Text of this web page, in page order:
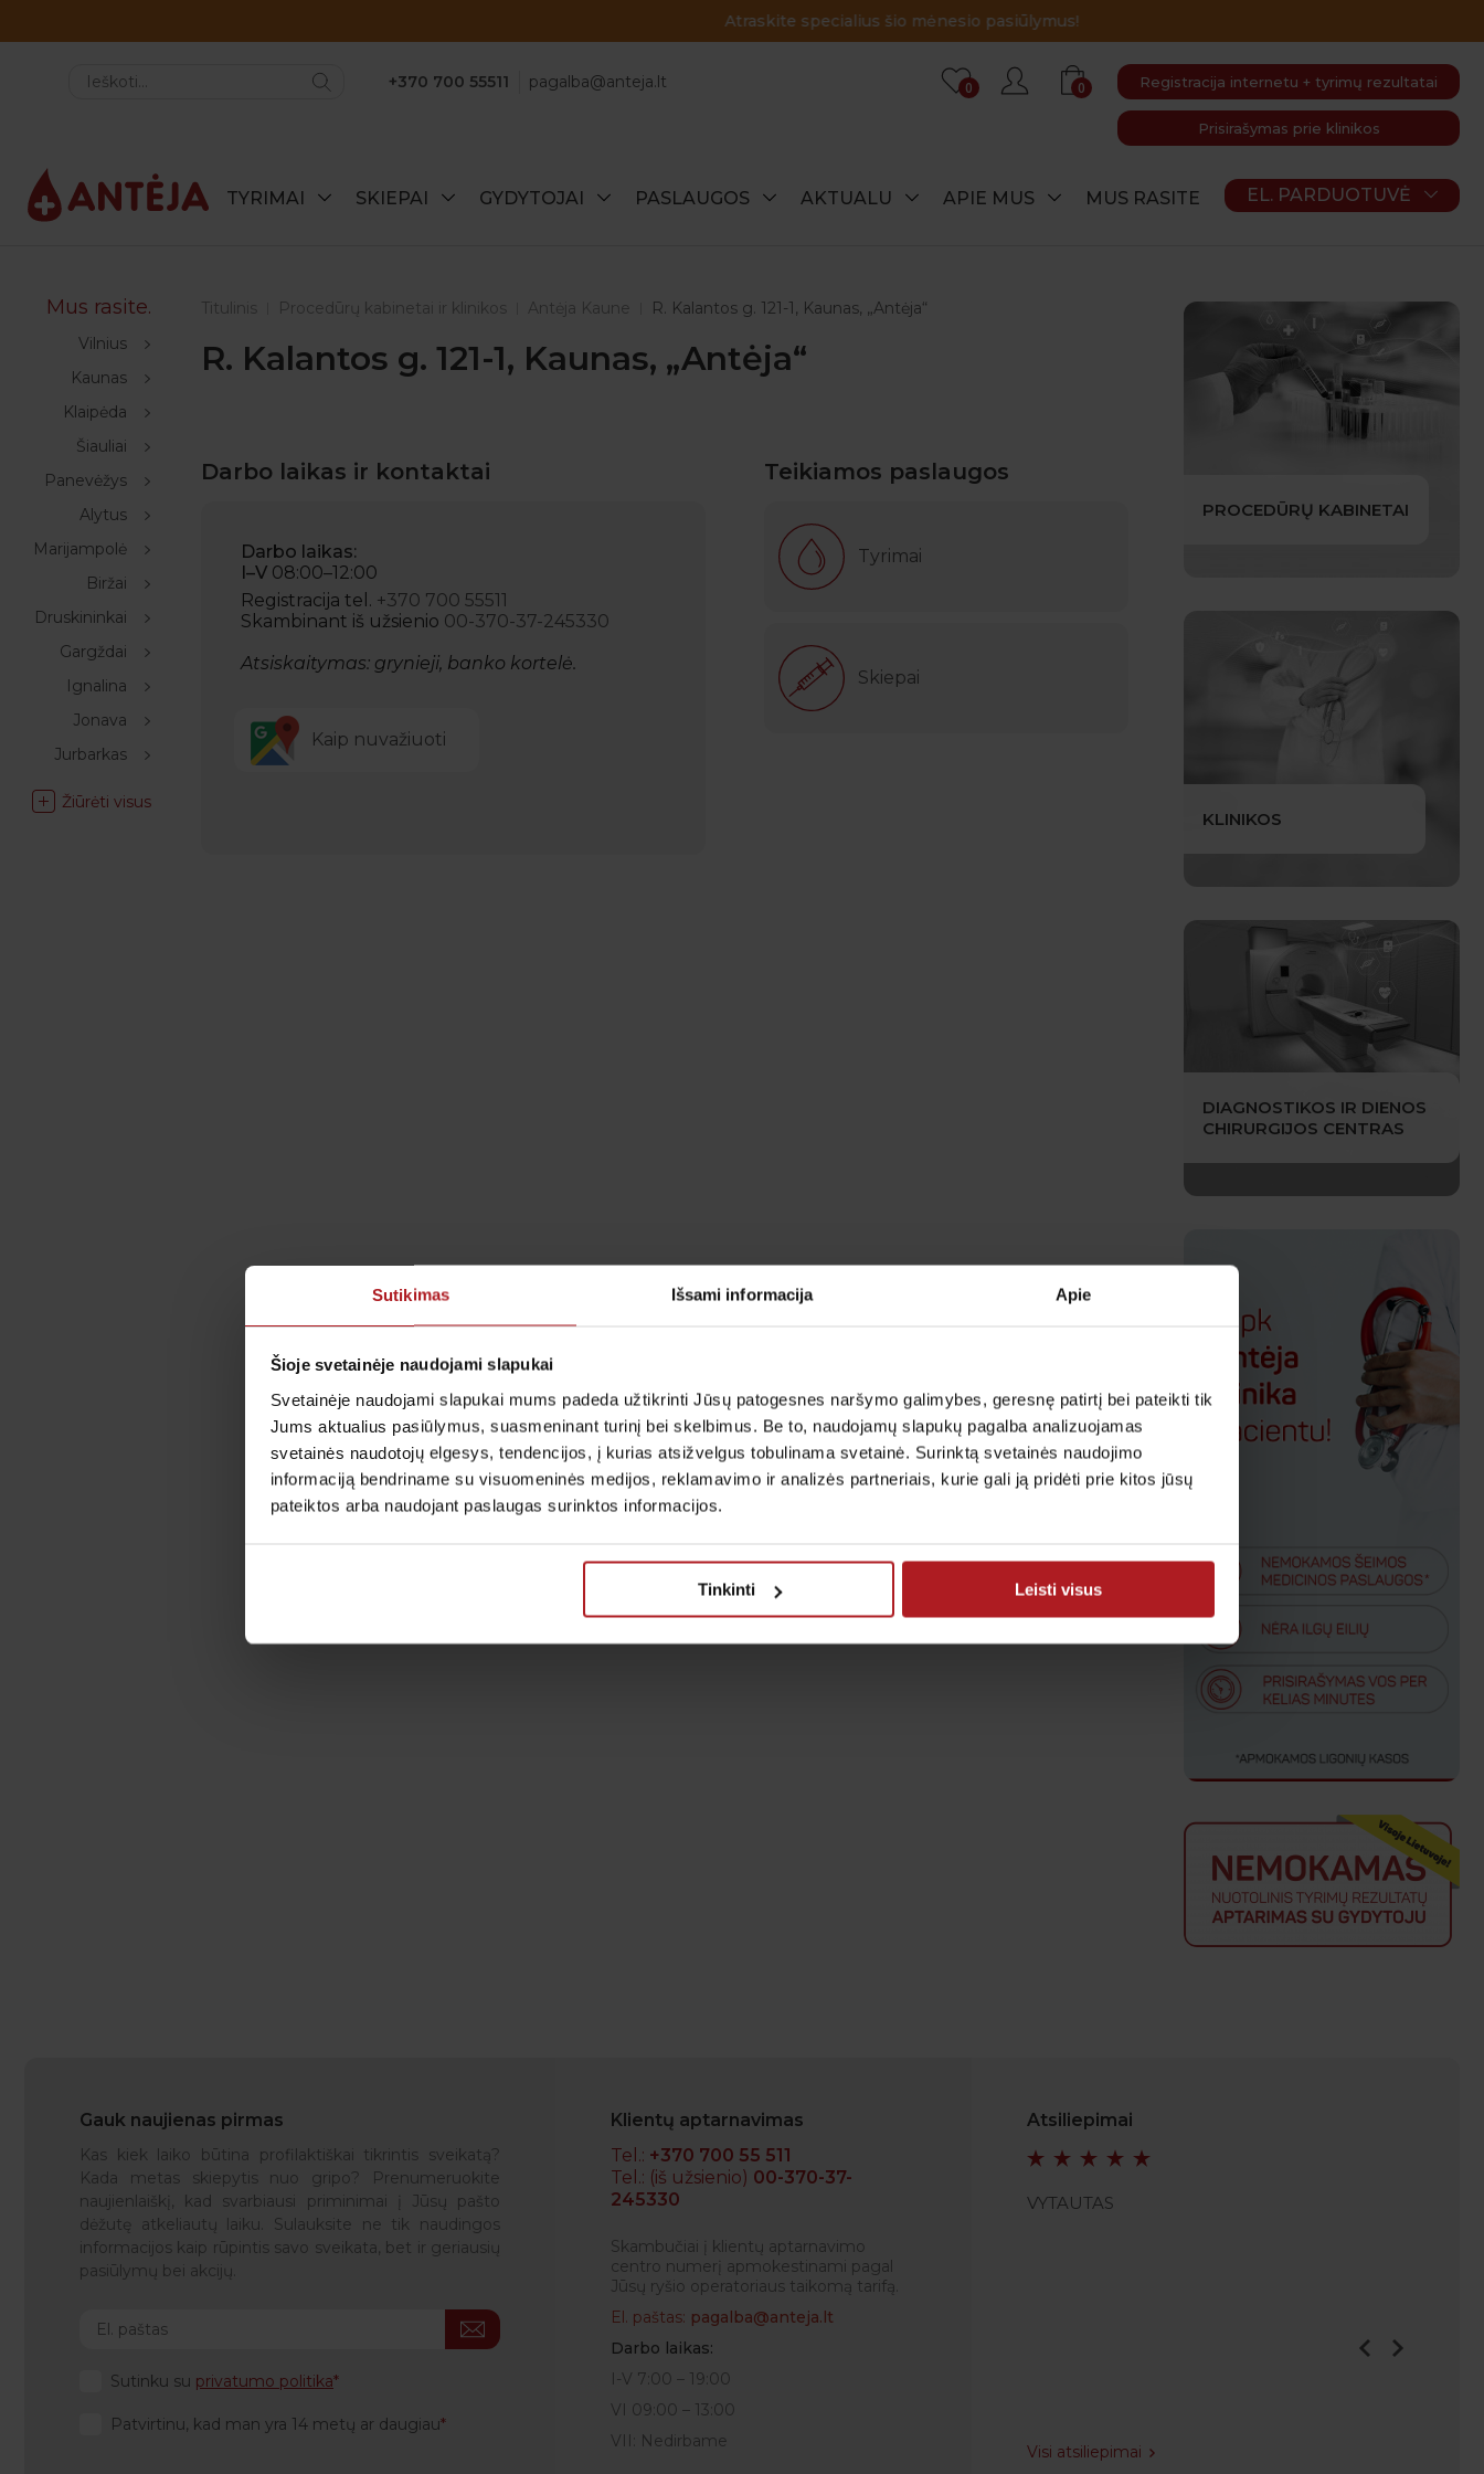
Sutikimas Išsami informacija Apie
Šioje svetainėje naudojami slapukai
Svetainėje naudojami slapukai mums padeda užtikrinti Jūsų patogesnes naršymo galimybes, geresnę patirtį bei pateikti tik
Jums aktualius pasiūlymus, suasmeninant turinį bei skelbimus. Be to, naudojamų slapukų pagalba analizuojamas
svetainės naudotojų elgesys, tendencijos, į kurias atsižvelgus tobulinama svetainė. Surinktą svetainės naudojimo
informaciją bendriname su visuomeninės medijos, reklamavimo ir analizės partneriais, kurie gali ją pridėti prie kitos jūsų
pateiktos arba naudojant paslaugas surinktos informacijos.
Tinkinti Leisti visus
Atraskite specialius šio mėnesio pasiūlymus!
+370 700 55511 pagalba@anteja.lt Registracija internetu + tyrimų rezultatai
Prisirašymas prie klinikos
0 0
TYRIMAI SKIEPAI GYDYTOJAI PASLAUGOS AKTUALU APIE MUS MUS RASITE EL. PARDUOTUVĖ
Mus rasite.
Vilnius
Kaunas
Klaipėda
Šiauliai
Panevėžys
Alytus
Marijampolė
Biržai
Druskininkai
Gargždai
Ignalina
Jonava
Jurbarkas
Žiūrėti visus
Titulinis Procedūrų kabinetai ir klinikos Antėja Kaune R. Kalantos g. 121-1, Kaunas, „Antėja“
R. Kalantos g. 121-1, Kaunas, „Antėja“
Darbo laikas ir kontaktai
Darbo laikas:
I–V 08:00–12:00
Registracija tel. +370 700 55511
Skambinant iš užsienio 00-370-37-245330
Atsiskaitymas: grynieji, banko kortelė.
Kaip nuvažiuoti
Teikiamos paslaugos
Tyrimai
Skiepai
PROCEDŪRŲ KABINETAI
KLINIKOS
DIAGNOSTIKOS IR DIENOS
CHIRURGIJOS CENTRAS
Gauk naujienas pirmas
Kas kiek laiko būtina profilaktiškai tikrintis sveikatą?
Kada metas skiepytis nuo gripo? Prenumeruokite
naujienlaiškį, kad svarbiausi priminimai į Jūsų pašto
dėžutę atkeliautų laiku. Sulauksite ne tik naudingos
informacijos kaip rūpintis savo sveikata, bet ir geriausių
pasiūlymų bei akcijų.
Sutinku su privatumo politika
Patvirtinu, kad man yra 14 metų ar daugiau
Klientų aptarnavimas
Tel.: +370 700 55 511
Tel.: (iš užsienio) 00-370-37-
245330
Skambučiai į klientų aptarnavimo
centro numerį apmokestinami pagal
Jūsų ryšio operatoriaus taikomą tarifą.
El. paštas: pagalba@anteja.lt
Darbo laikas:
I-V 7:00 – 19:00
VI 09:00 – 13:00
VII: Nedirbame
Atsiliepimai
IGLĖ VYTAUTAS
Visi atsiliepimai